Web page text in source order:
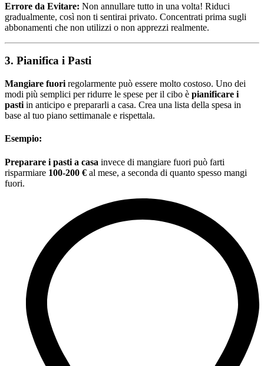
Errore da Evitare: Non annullare tutto in una volta! Riduci
gradualmente, così non ti sentirai privato. Concentrati prima sugli
abbonamenti che non utilizzi o non apprezzi realmente.
3. Pianifica i Pasti
Mangiare fuori regolarmente può essere molto costoso. Uno dei
modi più semplici per ridurre le spese per il cibo è pianificare i
pasti in anticipo e prepararli a casa. Crea una lista della spesa in
base al tuo piano settimanale e rispettala.
Esempio:
Preparare i pasti a casa invece di mangiare fuori può farti
risparmiare 100-200 € al mese, a seconda di quanto spesso mangi
fuori.